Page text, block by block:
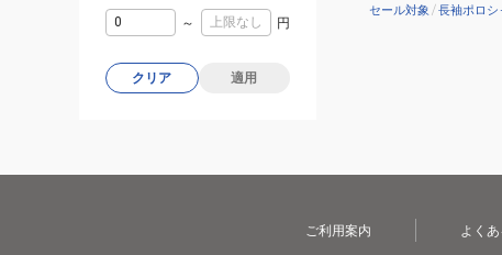
セール対象 /長袖ポロシ
～ 円
クリア 適用
ご利用案内 よく